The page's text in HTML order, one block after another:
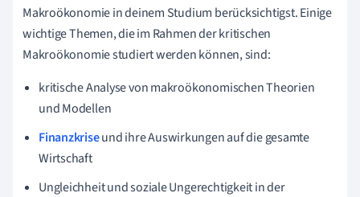
Makroökonomie in deinem Studium berücksichtigst. Einige
wichtige Themen, die im Rahmen der kritischen
Makroökonomie studiert werden können, sind:
kritische Analyse von makroökonomischen Theorien
und Modellen
Finanzkriseund ihre Auswirkungen auf die gesamte
Wirtschaft
Ungleichheit und soziale Ungerechtigkeit in der